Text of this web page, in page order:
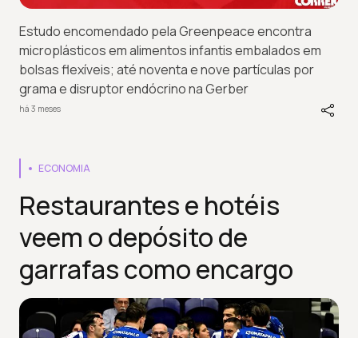
Estudo encomendado pela Greenpeace encontra
microplásticos em alimentos infantis embalados em
bolsas flexíveis; até noventa e nove partículas por
grama e disruptor endócrino na Gerber
há 3 meses
ECONOMIA
Restaurantes e hotéis
veem o depósito de
garrafas como encargo